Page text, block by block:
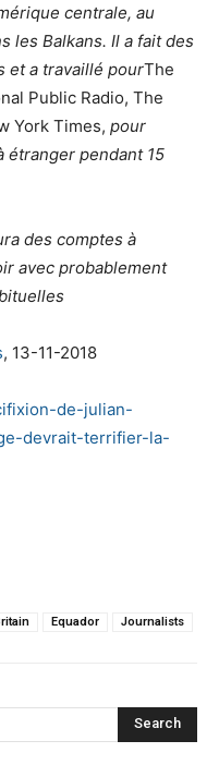
centrale, au
les Balkans. Il a fait des
et a travaillé pourThe
Public Radio, The
York Times, pour
étranger pendant 15
des comptes à
avec probablement
, 13-11-2018
de-julian-
devrait-terrifier-la-
Equador Journalists
Search